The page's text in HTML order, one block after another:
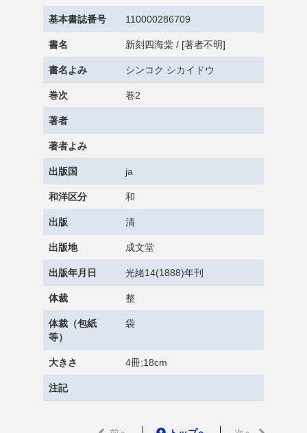
基本書誌番号 110000286709
書名 新刻四海棠 / [著者不明]
書名よみ シンコク シカイドウ
巻次 巻2
著者
著者よみ
出版国 ja
和洋区分 和
出版 清
出版地 成文堂
出版年月日 光緒14(1888)年刊
体裁 整
体裁（包紙
等）
袋
大きさ 4冊;18cm
注記